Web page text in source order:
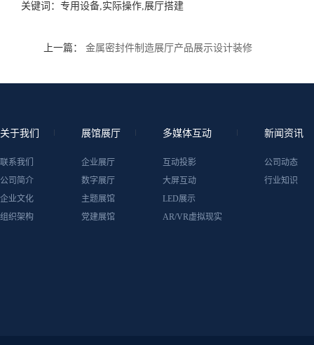
关键词： 专用设备,实际操作,展厅搭建
上一篇： 金属密封件制造展厅产品展示设计装修
关于我们
联系我们
公司简介
企业文化
组织架构
展馆展厅
企业展厅
数字展厅
主题展馆
党建展馆
多媒体互动
互动投影
大屏互动
LED展示
AR/VR虚拟现实
新闻资讯
公司动态
行业知识